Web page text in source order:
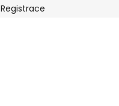
Registrace